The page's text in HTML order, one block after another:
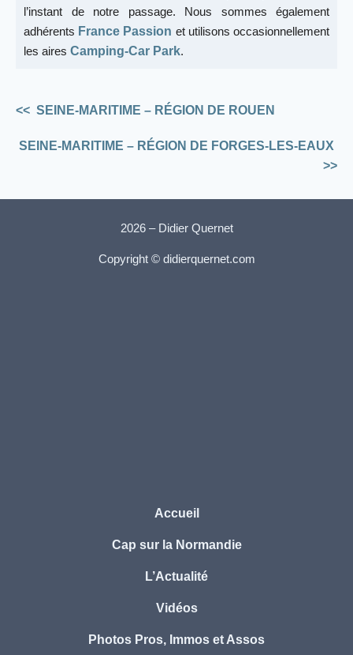
l’instant de notre passage. Nous sommes également
adhérents France Passion et utilisons occasionnellement
les aires Camping-Car Park.
<< SEINE-MARITIME – RÉGION DE ROUEN
SEINE-MARITIME – RÉGION DE FORGES-LES-EAUX
>>
2026 – Didier Quernet
Copyright © didierquernet.com
Accueil
Cap sur la Normandie
L’Actualité
Vidéos
Photos Pros, Immos et Assos